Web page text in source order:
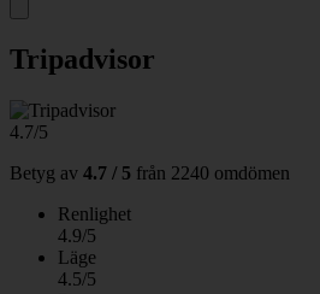
Tripadvisor
4.7/5
Betyg av 4.7 / 5 från 2240 omdömen
Renlighet
4.9/5
Läge
4.5/5